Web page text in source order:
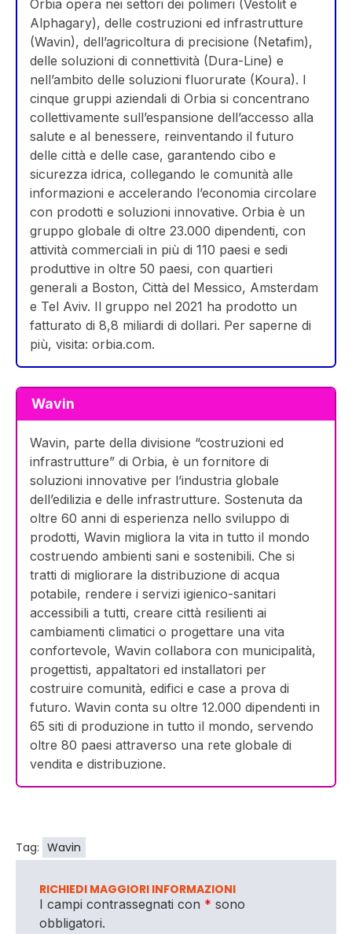
Orbia opera nei settori dei polimeri (Vestolit e
Alphagary), delle costruzioni ed infrastrutture
(Wavin), dell’agricoltura di precisione (Netafim),
delle soluzioni di connettività (Dura-Line) e
nell’ambito delle soluzioni fluorurate (Koura). I
cinque gruppi aziendali di Orbia si concentrano
collettivamente sull’espansione dell’accesso alla
salute e al benessere, reinventando il futuro
delle città e delle case, garantendo cibo e
sicurezza idrica, collegando le comunità alle
informazioni e accelerando l’economia circolare
con prodotti e soluzioni innovative. Orbia è un
gruppo globale di oltre 23.000 dipendenti, con
attività commerciali in più di 110 paesi e sedi
produttive in oltre 50 paesi, con quartieri
generali a Boston, Città del Messico, Amsterdam
e Tel Aviv. Il gruppo nel 2021 ha prodotto un
fatturato di 8,8 miliardi di dollari. Per saperne di
più, visita: orbia.com.
Wavin
Wavin, parte della divisione “costruzioni ed
infrastrutture” di Orbia, è un fornitore di
soluzioni innovative per l’industria globale
dell’edilizia e delle infrastrutture. Sostenuta da
oltre 60 anni di esperienza nello sviluppo di
prodotti, Wavin migliora la vita in tutto il mondo
costruendo ambienti sani e sostenibili. Che si
tratti di migliorare la distribuzione di acqua
potabile, rendere i servizi igienico-sanitari
accessibili a tutti, creare città resilienti ai
cambiamenti climatici o progettare una vita
confortevole, Wavin collabora con municipalità,
progettisti, appaltatori ed installatori per
costruire comunità, edifici e case a prova di
futuro. Wavin conta su oltre 12.000 dipendenti in
65 siti di produzione in tutto il mondo, servendo
oltre 80 paesi attraverso una rete globale di
vendita e distribuzione.
Tag: Wavin
RICHIEDI MAGGIORI INFORMAZIONI
I campi contrassegnati con * sono
obbligatori.